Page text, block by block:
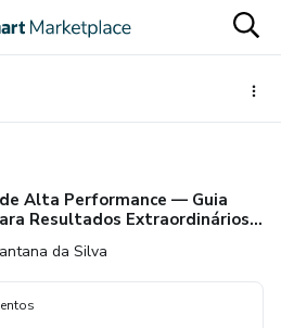
Alta Performance — Guia
Resultados Extraordinários
da Silva